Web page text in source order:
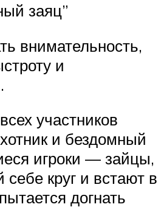
заяц”
внимательность,
и
участников
и бездомный
игроки — зайцы,
себе круг и встают в
догнать